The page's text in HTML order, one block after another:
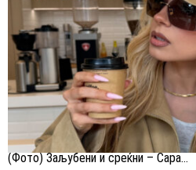
(Фото) Заљубени и среќни – Сара...